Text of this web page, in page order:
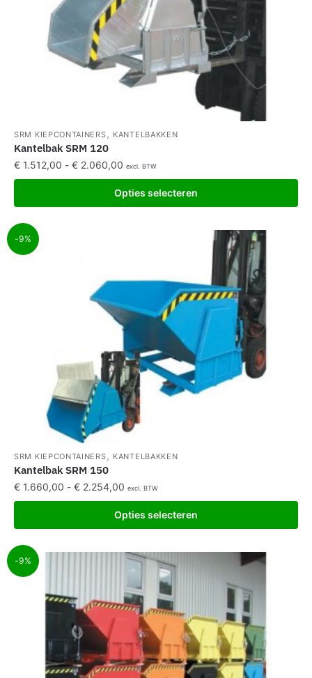
SRM KIEPCONTAINERS, KANTELBAKKEN
Kantelbak SRM 120
€ 1.512,00 - € 2.060,00 excl. BTW
Opties selecteren
-9%
SRM KIEPCONTAINERS, KANTELBAKKEN
Kantelbak SRM 150
€ 1.660,00 - € 2.254,00 excl. BTW
Opties selecteren
-9%